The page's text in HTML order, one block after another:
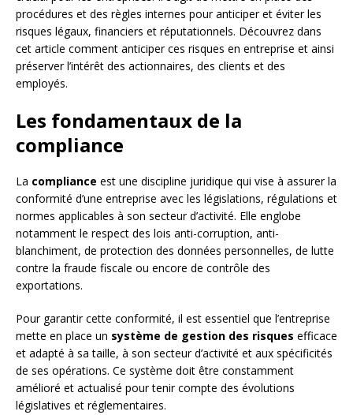
procédures et des règles internes pour anticiper et éviter les
risques légaux, financiers et réputationnels. Découvrez dans
cet article comment anticiper ces risques en entreprise et ainsi
préserver l’intérêt des actionnaires, des clients et des
employés.
Les fondamentaux de la
compliance
La compliance est une discipline juridique qui vise à assurer la
conformité d’une entreprise avec les législations, régulations et
normes applicables à son secteur d’activité. Elle englobe
notamment le respect des lois anti-corruption, anti-
blanchiment, de protection des données personnelles, de lutte
contre la fraude fiscale ou encore de contrôle des
exportations.
Pour garantir cette conformité, il est essentiel que l’entreprise
mette en place un système de gestion des risques efficace
et adapté à sa taille, à son secteur d’activité et aux spécificités
de ses opérations. Ce système doit être constamment
amélioré et actualisé pour tenir compte des évolutions
législatives et réglementaires.